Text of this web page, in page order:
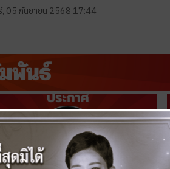
, 05 กันยายน 2568 17:44